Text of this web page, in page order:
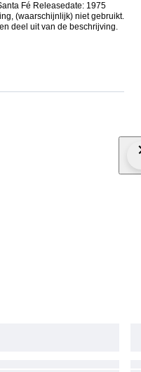
1975
(waarschijnlijk) niet gebruikt.
en werkt. Foto’s maken deel uit van de beschrijving.